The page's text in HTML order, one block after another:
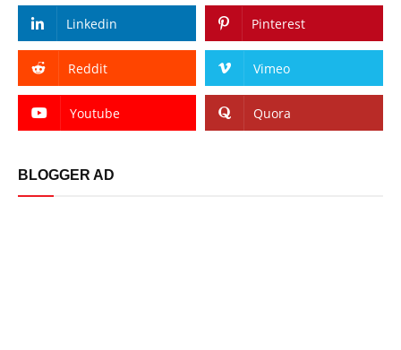
Linkedin Pinterest
Reddit Vimeo
Youtube Quora
BLOGGER AD